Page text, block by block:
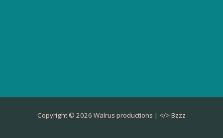
Copyright © 2026 Walrus productions | </>Bzzz